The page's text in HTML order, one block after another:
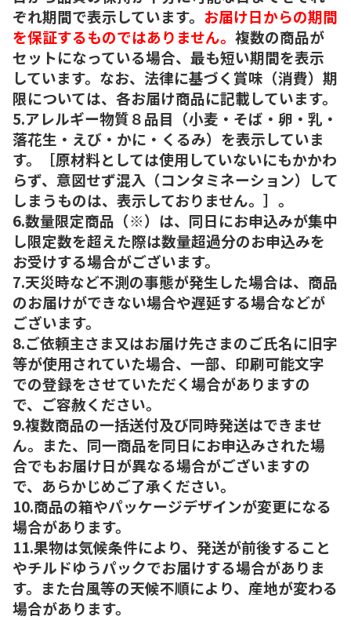
ぞれ期間で表示しています。 お届け日からの期間
を保証するものではありません。 複数の商品が
セットになっている場合、最も短い期間を表示
しています。なお、法律に基づく賞味（消費）期
限については、各お届け商品に記載しています。
5.アレルギー物質８品目（小麦・そば・卵・乳・
落花生・えび・かに・くるみ）を表示していま
す。［原材料としては使用していないにもかかわ
らず、意図せず混入（コンタミネーション）して
しまうものは、表示しておりません。］。
6.数量限定商品（※）は、同日にお申込みが集中
し限定数を超えた際は数量超過分のお申込みを
お受けする場合がございます。
7.天災時など不測の事態が発生した場合は、商品
のお届けができない場合や遅延する場合などが
ございます。
8.ご依頼主さま又はお届け先さまのご氏名に旧字
等が使用されていた場合、一部、印刷可能文字
での登録をさせていただく場合がありますの
で、ご容赦ください。
9.複数商品の一括送付及び同時発送はできませ
ん。また、同一商品を同日にお申込みされた場
合でもお届け日が異なる場合がございますの
で、あらかじめご了承ください。
10.商品の箱やパッケージデザインが変更になる
場合があります。
11.果物は気候条件により、発送が前後すること
やチルドゆうパックでお届けする場合がありま
す。また台風等の天候不順により、産地が変わる
場合があります。